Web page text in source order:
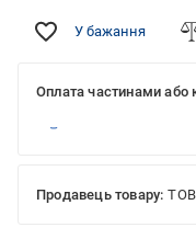
У бажання
Оплата частинами або
Продавець товару: ТОВ